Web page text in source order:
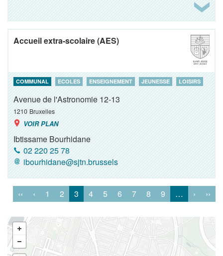
Accueil extra-scolaire (AES)
COMMUNAL ECOLES ENSEIGNEMENT JEUNESSE LOISIRS
Avenue de l'Astronomie 12-13
1210 Bruxelles
VOIR PLAN
Ibtissame Bourhidane
02 220 25 78
ibourhidane@sjtn.brussels
‹‹ ‹ 1 2 3 4 5 6 7 8 9 … › ››